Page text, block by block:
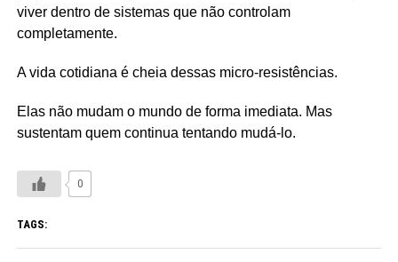
viver dentro de sistemas que não controlam
completamente.
A vida cotidiana é cheia dessas micro-resistências.
Elas não mudam o mundo de forma imediata. Mas
sustentam quem continua tentando mudá-lo.
0
TAGS: